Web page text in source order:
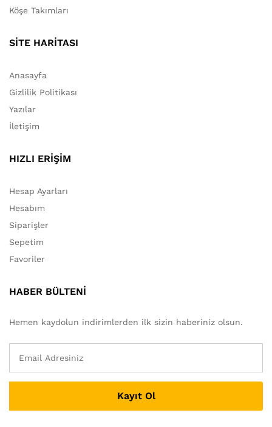
Köşe Takımları
SİTE HARİTASI
Anasayfa
Gizlilik Politikası
Yazılar
İletişim
HIZLI ERİŞİM
Hesap Ayarları
Hesabım
Siparişler
Sepetim
Favoriler
HABER BÜLTENİ
Hemen kaydolun indirimlerden ilk sizin haberiniz olsun.